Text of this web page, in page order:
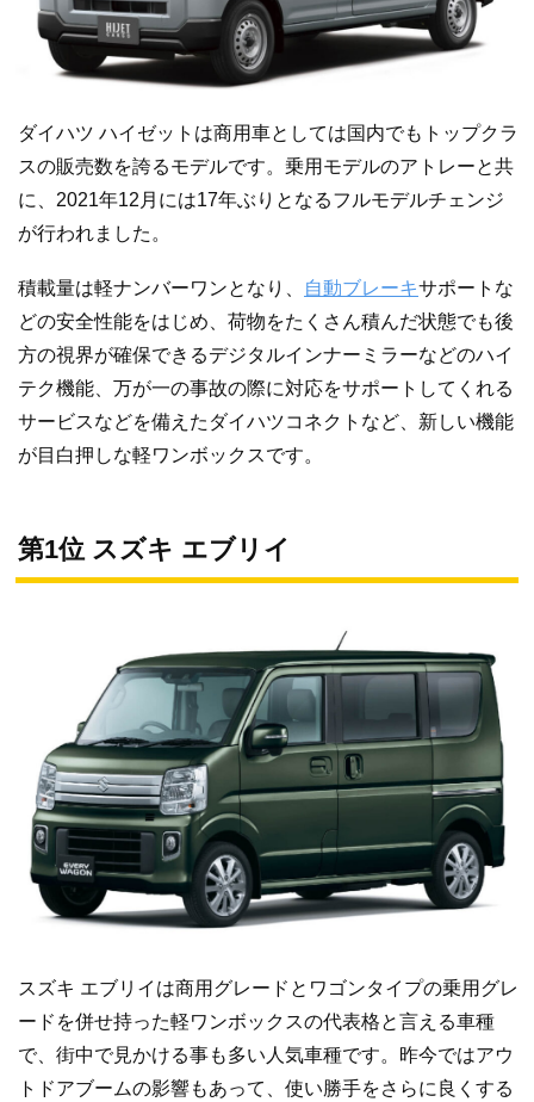
ダイハツ ハイゼットは商用車としては国内でもトップクラ
スの販売数を誇るモデルです。乗用モデルのアトレーと共
に、2021年12月には17年ぶりとなるフルモデルチェンジ
が行われました。
積載量は軽ナンバーワンとなり、 自動ブレーキサポートな
どの安全性能をはじめ、荷物をたくさん積んだ状態でも後
方の視界が確保できるデジタルインナーミラーなどのハイ
テク機能、万が一の事故の際に対応をサポートしてくれる
サービスなどを備えたダイハツコネクトなど、新しい機能
が目白押しな軽ワンボックスです。
第1位 スズキ エブリイ
スズキ エブリイは商用グレードとワゴンタイプの乗用グレ
ードを併せ持った軽ワンボックスの代表格と言える車種
で、街中で見かける事も多い人気車種です。昨今ではアウ
トドアブームの影響もあって、使い勝手をさらに良くする